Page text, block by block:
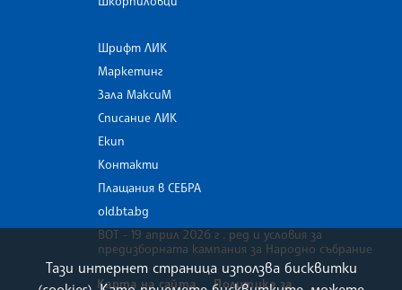
Шрифт ЛИК
Маркетинг
Зала МаксиМ
Списание ЛИК
Екип
Контакти
Плащания в СЕБРА
old.bta.bg
ВОТ - 19 април 2026 г . ред и условия за
предизборната кампания за Народно събрание
Карта на сайта Политика за
Тази интернет страница използва бисквитки